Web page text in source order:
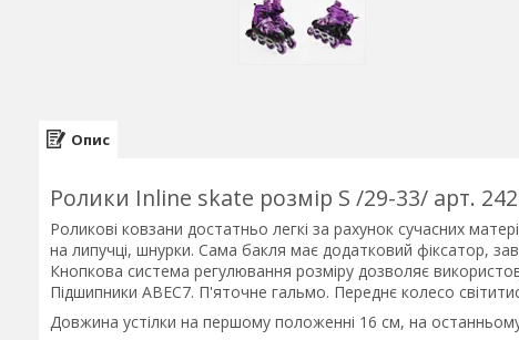
Опис
Ролики Inline skate розмір S /29-33/ арт.
Роликові ковзани достатньо легкі за рахунок сучасних
на липучці, шнурки. Сама бакля має додатковий фіксатор,
Кнопкова система регулювання розміру дозволяє
Підшипники АВЕС7. П'яточне гальмо. Переднє колесо
Довжина устілки на першому положенні 16 см, на